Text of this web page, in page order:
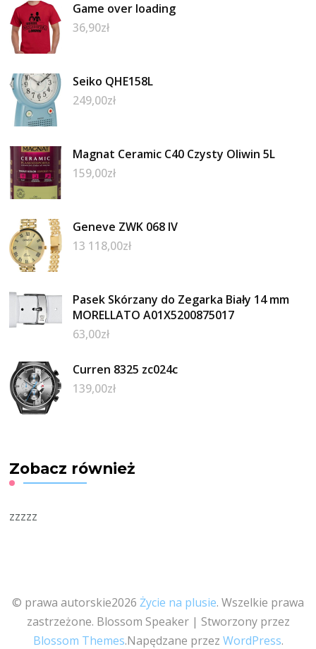
Game over loading
36,90zł
Seiko QHE158L
249,00zł
Magnat Ceramic C40 Czysty Oliwin 5L
159,00zł
Geneve ZWK 068 IV
13 118,00zł
Pasek Skórzany do Zegarka Biały 14 mm
MORELLATO A01X5200875017
63,00zł
Curren 8325 zc024c
139,00zł
Zobacz również
zzzzz
© prawa autorskie2026 Życie na plusie. Wszelkie prawa
zastrzeżone. Blossom Speaker | Stworzony przez
Blossom Themes.Napędzane przez WordPress.